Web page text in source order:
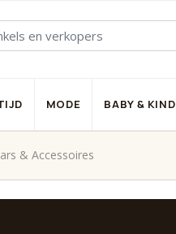
MODE BABY & KIND
& Accessoires